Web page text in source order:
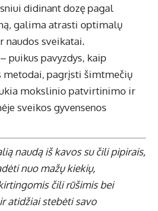
didinant dozę pagal
galima atrasti optimalų
naudos sveikatai.
puikus pavyzdys, kaip
pagrįsti šimtmečių
mokslinio patvirtinimo ir
sveikos gyvensenos
naudą iš kavos su čili pipirais,
nuo mažų kiekių,
čili rūšimis bei
atidžiai stebėti savo